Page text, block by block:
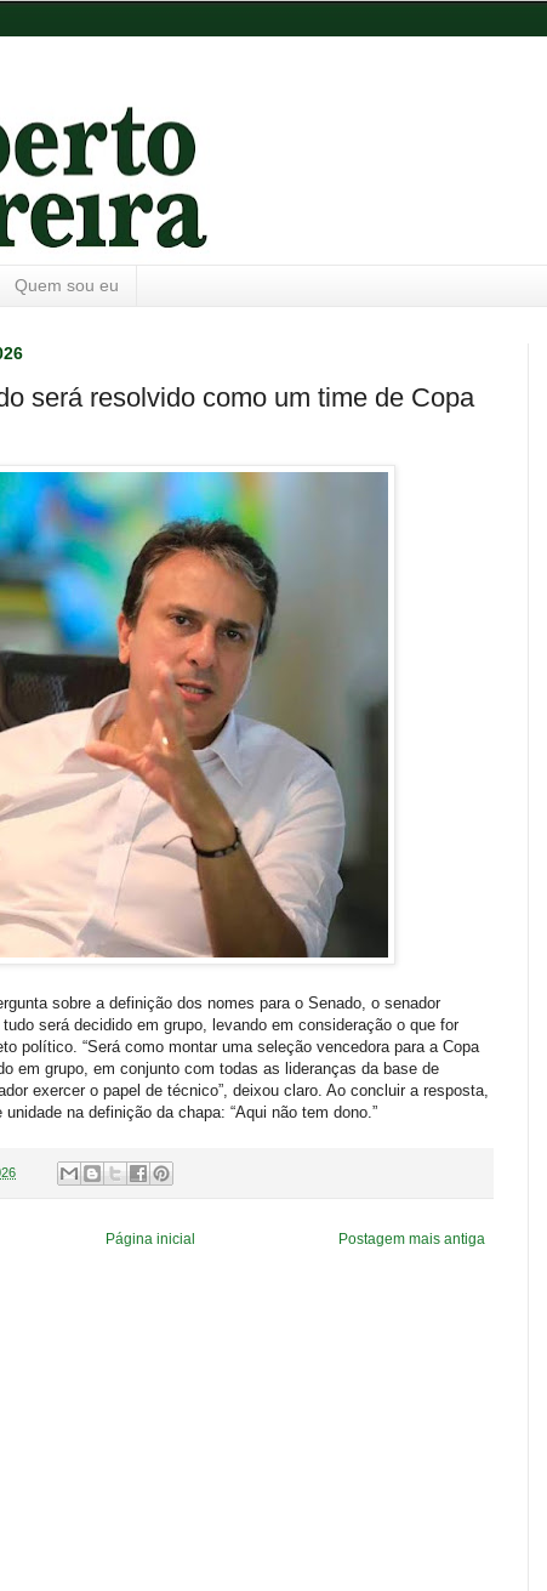
Quem sou eu
será resolvido como um time de Copa
sobre a definição dos nomes para o Senado, o senador
será decidido em grupo, levando em consideração o que for
político. “Será como montar uma seleção vencedora para a Copa
em grupo, em conjunto com todas as lideranças da base de
exercer o papel de técnico”, deixou claro. Ao concluir a resposta,
na definição da chapa: “Aqui não tem dono.”
Postagem mais antiga
Página inicial